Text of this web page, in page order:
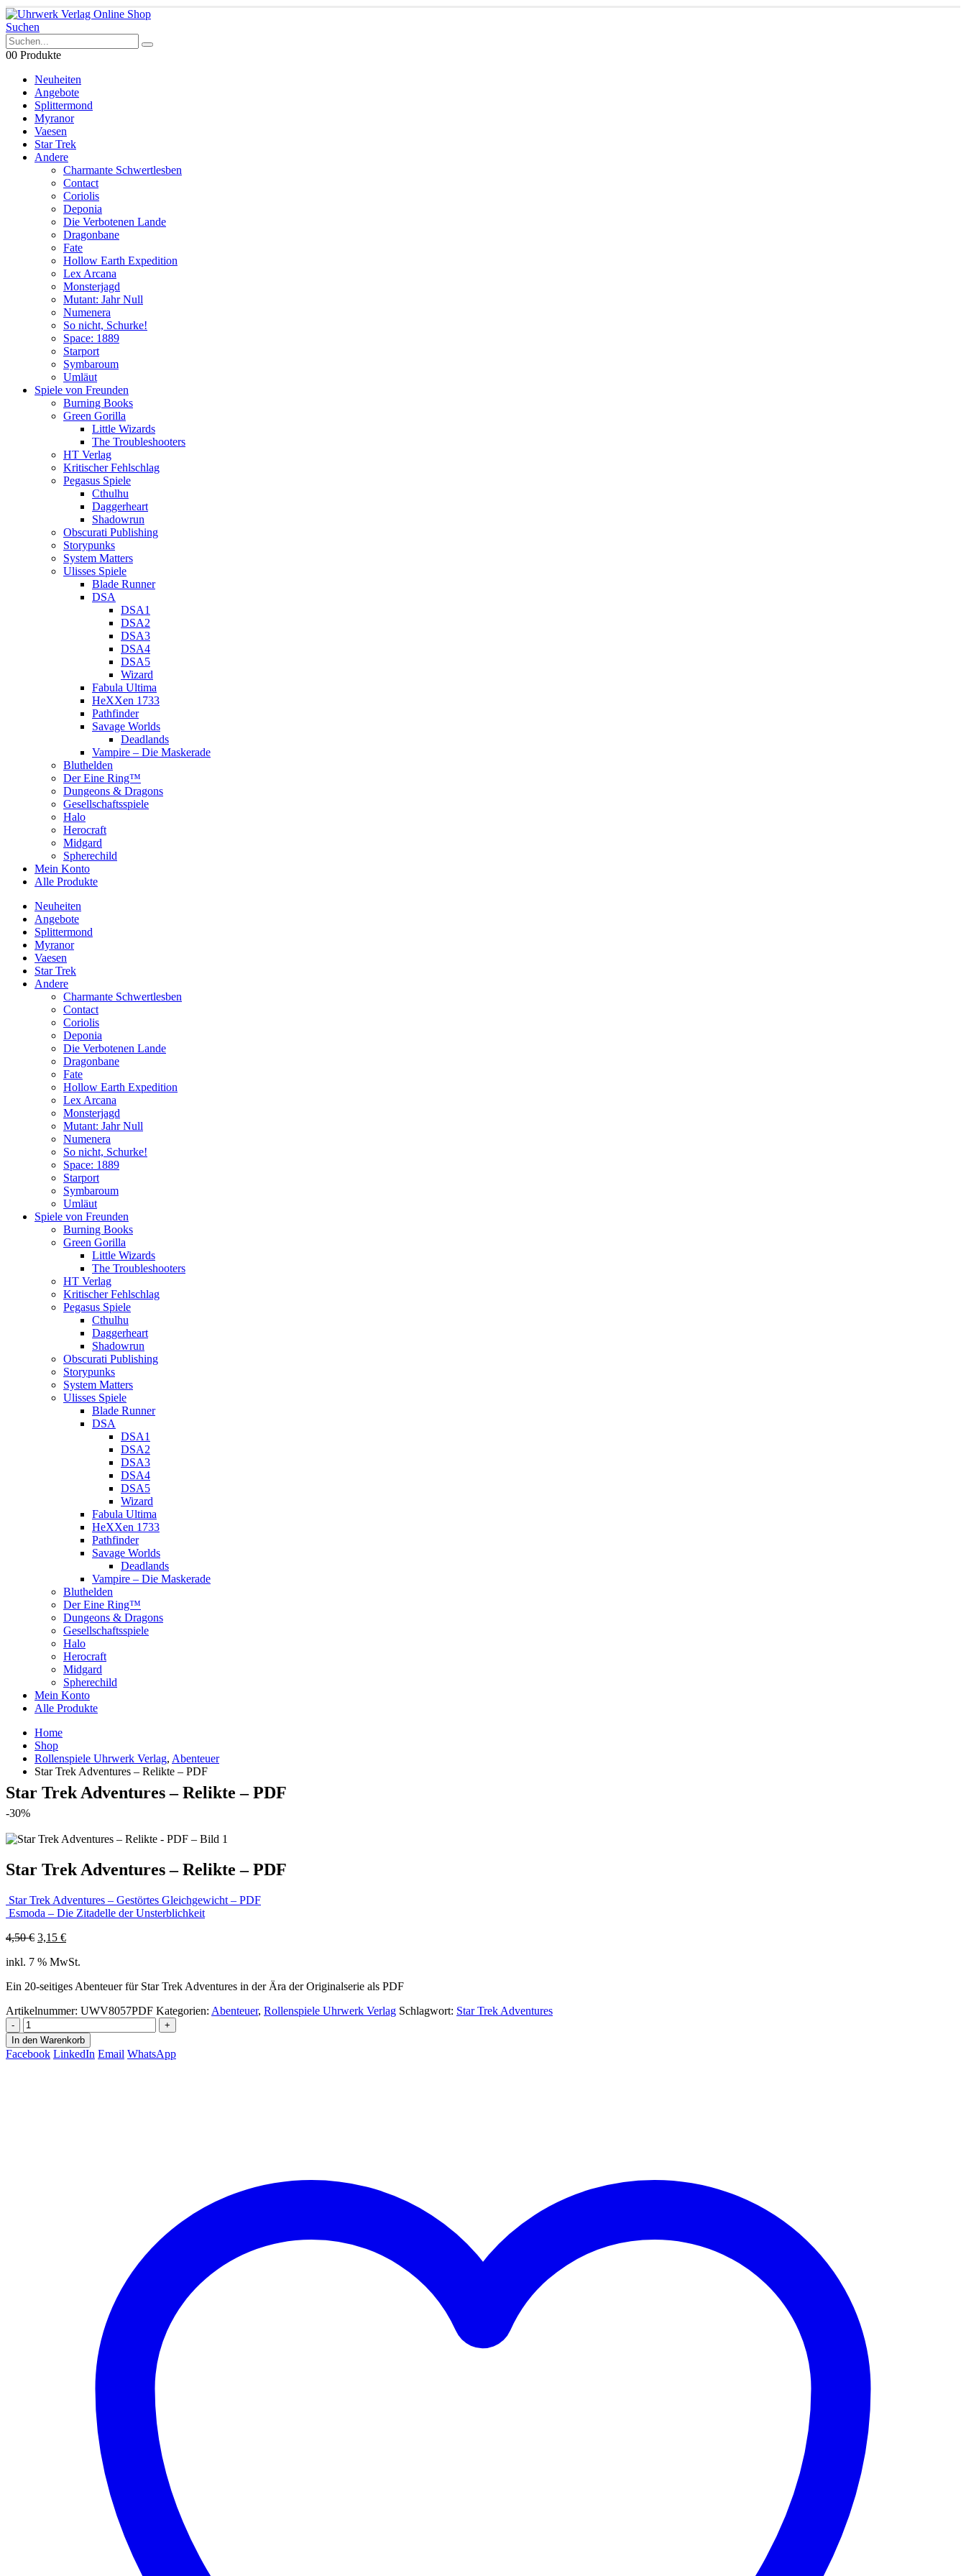
Suchen
00 Produkte
Neuheiten
Angebote
Splittermond
Myranor
Vaesen
Star Trek
Andere
Charmante Schwertlesben
Contact
Coriolis
Deponia
Die Verbotenen Lande
Dragonbane
Fate
Hollow Earth Expedition
Lex Arcana
Monsterjagd
Mutant: Jahr Null
Numenera
So nicht, Schurke!
Space: 1889
Starport
Symbaroum
Umläut
Spiele von Freunden
Burning Books
Green Gorilla
Little Wizards
The Troubleshooters
HT Verlag
Kritischer Fehlschlag
Pegasus Spiele
Cthulhu
Daggerheart
Shadowrun
Obscurati Publishing
Storypunks
System Matters
Ulisses Spiele
Blade Runner
DSA
DSA1
DSA2
DSA3
DSA4
DSA5
Wizard
Fabula Ultima
HeXXen 1733
Pathfinder
Savage Worlds
Deadlands
Vampire – Die Maskerade
Bluthelden
Der Eine Ring™
Dungeons & Dragons
Gesellschaftsspiele
Halo
Herocraft
Midgard
Spherechild
Mein Konto
Alle Produkte
Neuheiten
Angebote
Splittermond
Myranor
Vaesen
Star Trek
Andere
Charmante Schwertlesben
Contact
Coriolis
Deponia
Die Verbotenen Lande
Dragonbane
Fate
Hollow Earth Expedition
Lex Arcana
Monsterjagd
Mutant: Jahr Null
Numenera
So nicht, Schurke!
Space: 1889
Starport
Symbaroum
Umläut
Spiele von Freunden
Burning Books
Green Gorilla
Little Wizards
The Troubleshooters
HT Verlag
Kritischer Fehlschlag
Pegasus Spiele
Cthulhu
Daggerheart
Shadowrun
Obscurati Publishing
Storypunks
System Matters
Ulisses Spiele
Blade Runner
DSA
DSA1
DSA2
DSA3
DSA4
DSA5
Wizard
Fabula Ultima
HeXXen 1733
Pathfinder
Savage Worlds
Deadlands
Vampire – Die Maskerade
Bluthelden
Der Eine Ring™
Dungeons & Dragons
Gesellschaftsspiele
Halo
Herocraft
Midgard
Spherechild
Mein Konto
Alle Produkte
Home
Shop
Rollenspiele Uhrwerk Verlag, Abenteuer
Star Trek Adventures – Relikte – PDF
Star Trek Adventures – Relikte – PDF
-30%
Star Trek Adventures – Relikte – PDF
Star Trek Adventures – Gestörtes Gleichgewicht – PDF
Esmoda – Die Zitadelle der Unsterblichkeit
4,50€ Ursprünglicher
war:
3,15 €Aktueller
ist:
inkl. 7 % MwSt.
Ein 20-seitiges Abenteuer für Star Trek Adventures in der Ära der Originalserie als PDF
Artikelnummer: UWV8057PDF Kategorien: Abenteuer, Rollenspiele Uhrwerk Verlag Schlagwort: Star Trek Adventures
-
+
In den Warenkorb
Facebook LinkedIn Email WhatsApp